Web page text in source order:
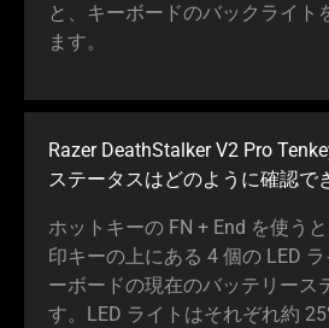
と、キーボードのバックライト
ます。
Razer DeathStalker V2 Pro
ステータスはどのように確認で
ホットキーの FN + End を使う
印キーの上にある 4 個の LED
ーボードの現在のバッテリース
す。LED ライトはそれぞれ約